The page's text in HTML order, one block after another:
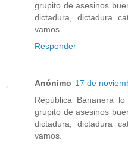
grupito de asesinos
dictadura, dictadura
vamos.
Responder
Anónimo 17 de
República Bananera
grupito de asesinos
dictadura, dictadura
vamos.